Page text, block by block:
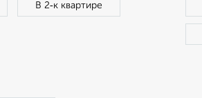
В 2‑к квартире